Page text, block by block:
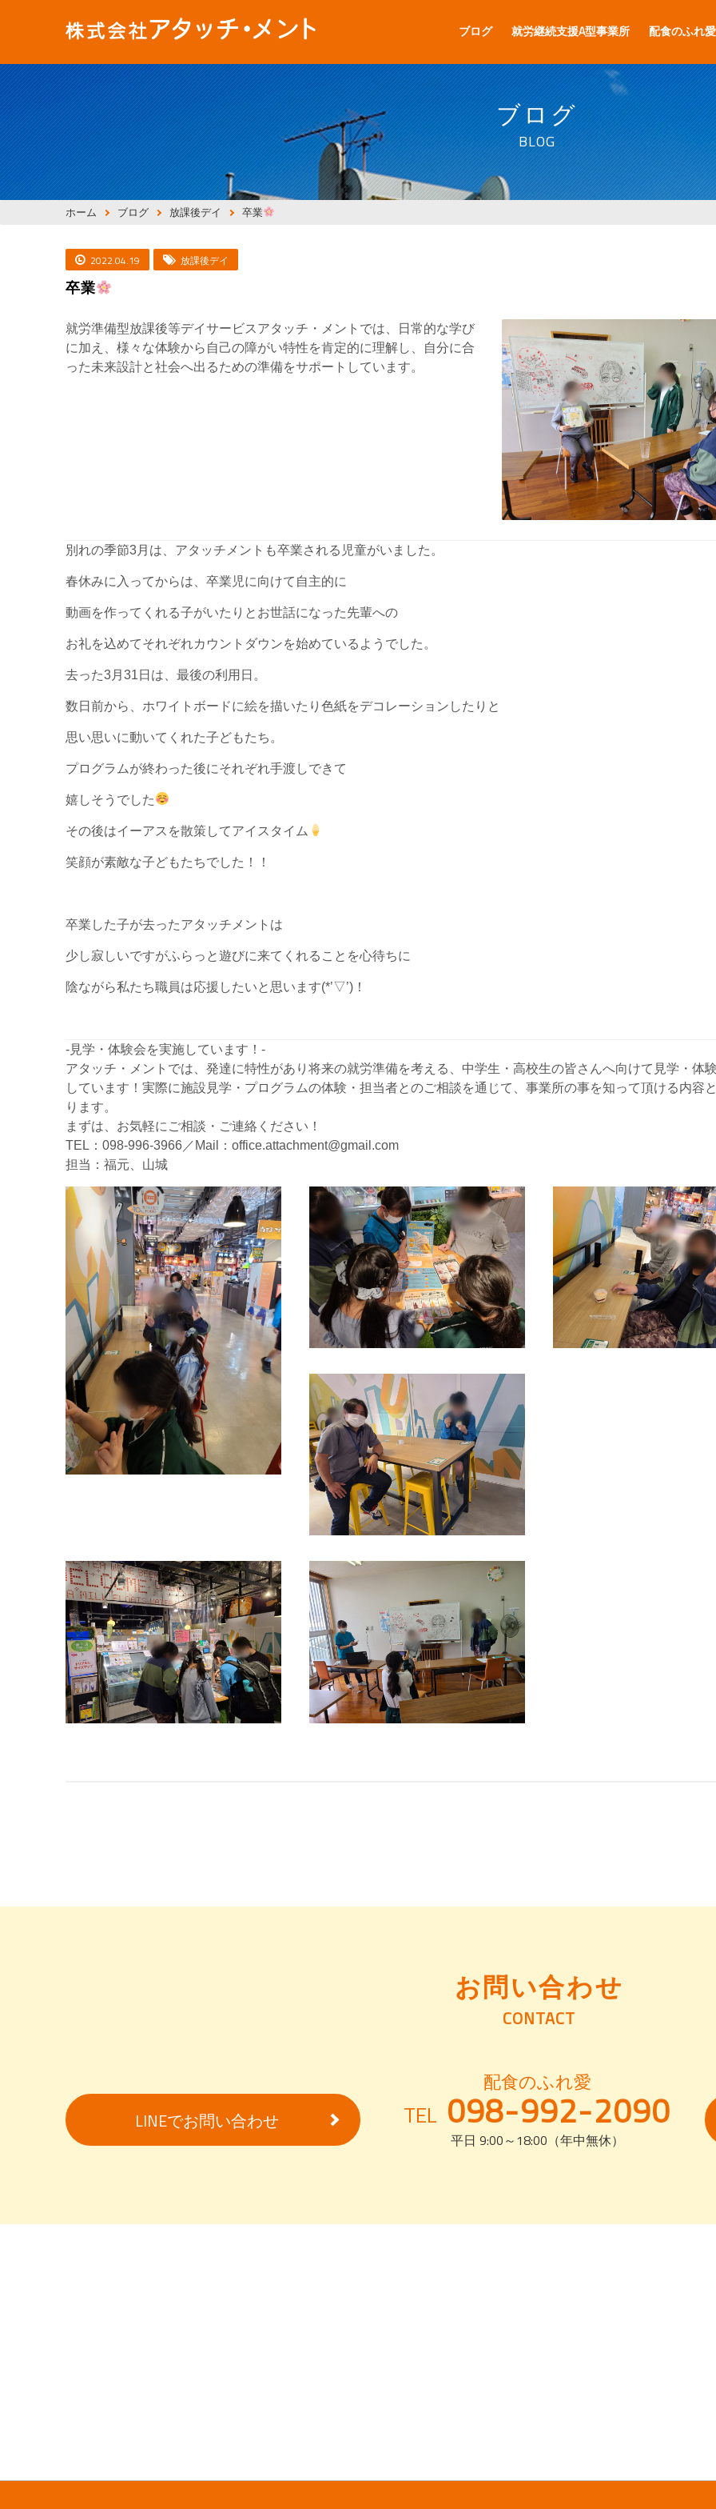
ブログ 就労継続支援A型事業所 配食のふれ
ブログ
BLOG
ホーム ブログ 放課後デイ 卒業
2022.04.19 放課後デイ
卒業
就労準備型放課後等デイサービスアタッチ・メントでは、日常的な学び
に加え、様々な体験から自己の障がい特性を肯定的に理解し、自分に合
った未来設計と社会へ出るための準備をサポートしています。
別れの季節3月は、アタッチメントも卒業される児童がいました。
春休みに入ってからは、卒業児に向けて自主的に
動画を作ってくれる子がいたりとお世話になった先輩への
お礼を込めてそれぞれカウントダウンを始めているようでした。
去った3月31日は、最後の利用日。
数日前から、ホワイトボードに絵を描いたり色紙をデコレーションしたりと
思い思いに動いてくれた子どもたち。
プログラムが終わった後にそれぞれ手渡しできて
嬉しそうでした
その後はイーアスを散策してアイスタイム
笑顔が素敵な子どもたちでした！！
卒業した子が去ったアタッチメントは
少し寂しいですがふらっと遊びに来てくれることを心待ちに
陰ながら私たち職員は応援したいと思います(*’▽’)！
-見学・体験会を実施しています！-
アタッチ・メントでは、発達に特性があり将来の就労準備を考える、中学生・高校生の皆さんへ向けて見学・体
しています！実際に施設見学・プログラムの体験・担当者とのご相談を通じて、事業所の事を知って頂ける内容
ります。
まずは、お気軽にご相談・ご連絡ください！
TEL：098-996-3966／Mail：office.attachment@gmail.com
担当：福元、山城
お問い合わせ
CONTACT
LINEでお問い合わせ
配食のふれ愛
TEL 098-992-2090
平日 9:00～18:00（年中無休）